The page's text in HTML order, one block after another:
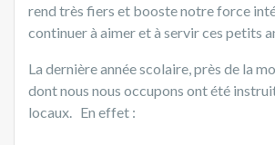
rend très fiers et booste notre force
continuer à aimer et à servir ces petits
La dernière année scolaire, près de la
dont nous nous occupons ont été
locaux. En effet :